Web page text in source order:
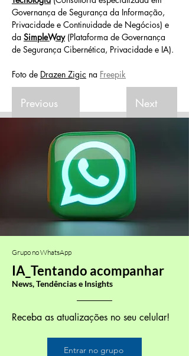
Governança de Segurança da Informação,
Privacidade e Continuidade de Negócios) e
da SimpleWay (Plataforma de Governança
de Segurança Cibernética, Privacidade e IA).
Foto de Drazen Zigic na Freepik
Previous Next
Grupo no WhatsApp
IA_Tentando acompanhar
News, Tendências e Insights
Receba as atualizações no seu celular!
Entrar no grupo